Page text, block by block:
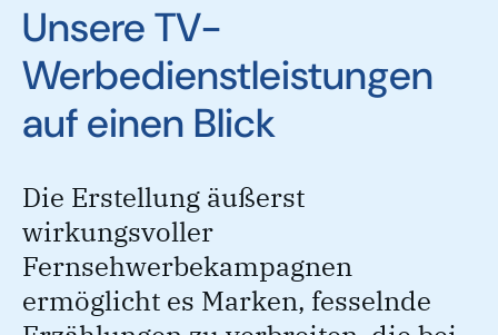
Unsere TV-
Werbedienstleistungen
auf einen Blick
Die Erstellung äußerst
wirkungsvoller
Fernsehwerbekampagnen
ermöglicht es Marken, fesselnde